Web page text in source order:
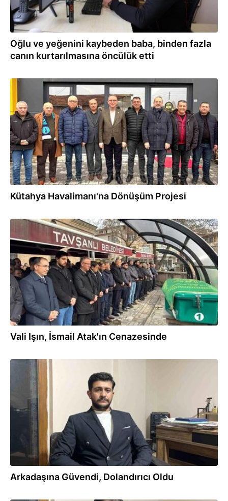
Oğlu ve yeğenini kaybeden baba, binden fazla
canın kurtarılmasına öncülük etti
27.12.2025
Kütahya Havalimanı'na Dönüşüm Projesi
05.12.2025
Vali Işın, İsmail Atak'ın Cenazesinde
02.12.2025
Arkadaşına Güvendi, Dolandırıcı Oldu